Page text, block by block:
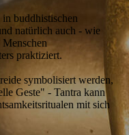
buddhistischen
natürlich auch - wie
praktiziert.
symbolisiert werden,
Geste" - Tantra kann
mit sich